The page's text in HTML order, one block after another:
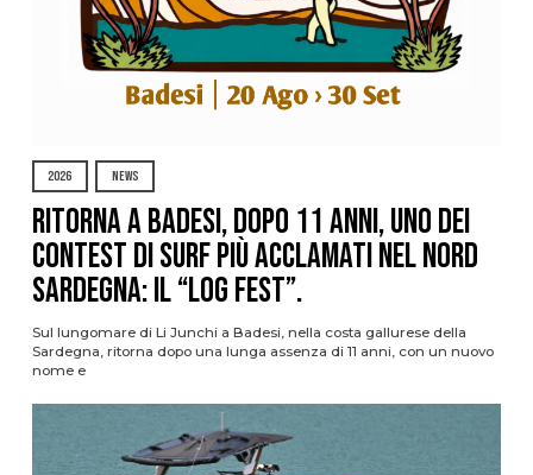
2026 NEWS
Ritorna a Badesi, dopo 11 anni, uno dei
contest di surf più acclamati nel nord
Sardegna: il “Log Fest”.
Sul lungomare di Li Junchi a Badesi, nella costa gallurese della
Sardegna, ritorna dopo una lunga assenza di 11 anni, con un nuovo
nome e